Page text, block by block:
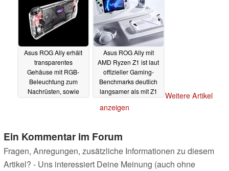
Asus ROG Ally erhält
transparentes
Gehäuse mit RGB-
Beleuchtung zum
Nachrüsten, sowie
Asus ROG Ally mit
AMD Ryzen Z1 ist laut
offizieller Gaming-
Benchmarks deutlich
langsamer als mit Z1
Weitere Artikel
anzeigen
Ein Kommentar im Forum
Fragen, Anregungen, zusätzliche Informationen zu diesem
Artikel? - Uns interessiert Deine Meinung (auch ohne